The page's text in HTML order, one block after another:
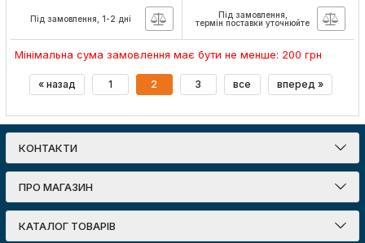
Під замовлення, 1-2 дні
Під замовлення,
термін поставки уточнюйте
Мінімальна сума замовлення має бути не менше: 200 грн
« назад 1 2 3 все вперед »
КОНТАКТИ
ПРО МАГАЗИН
КАТАЛОГ ТОВАРІВ